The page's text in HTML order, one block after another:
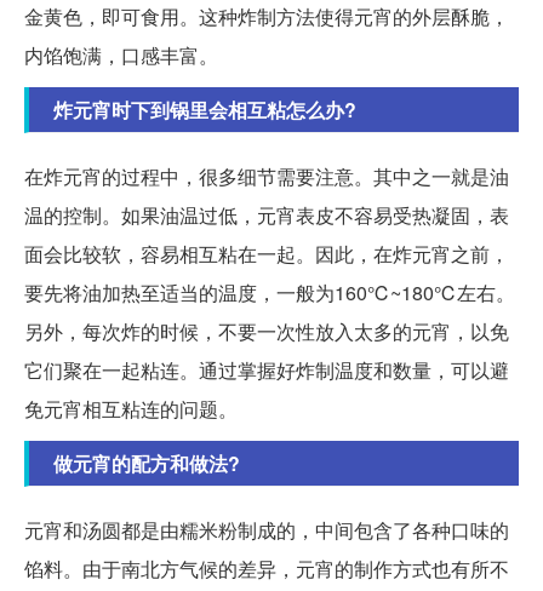
金黄色，即可食用。这种炸制方法使得元宵的外层酥脆，
内馅饱满，口感丰富。
炸元宵时下到锅里会相互粘怎么办?
在炸元宵的过程中，很多细节需要注意。其中之一就是油
温的控制。如果油温过低，元宵表皮不容易受热凝固，表
面会比较软，容易相互粘在一起。因此，在炸元宵之前，
要先将油加热至适当的温度，一般为160℃~180℃左右。
另外，每次炸的时候，不要一次性放入太多的元宵，以免
它们聚在一起粘连。通过掌握好炸制温度和数量，可以避
免元宵相互粘连的问题。
做元宵的配方和做法?
元宵和汤圆都是由糯米粉制成的，中间包含了各种口味的
馅料。由于南北方气候的差异，元宵的制作方式也有所不